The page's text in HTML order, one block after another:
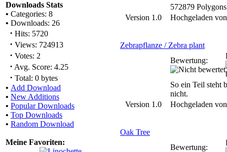
Downloads Stats
• Categories: 8
• Downloads: 26
· Hits: 5720
· Views: 724913
· Votes: 2
· Avg. Score: 4.25
· Total: 0 bytes
• Add Download
• New Additions
• Popular Downloads
• Top Downloads
• Random Download
Meine Favoriten:
572879 Polygons
Version 1.0
Hochgeladen
Zebrapflanze / Zebra plant
Bewertung:
So ein Teil steht
nicht.
Version 1.0
Hochgeladen
Oak Tree
Bewertung: